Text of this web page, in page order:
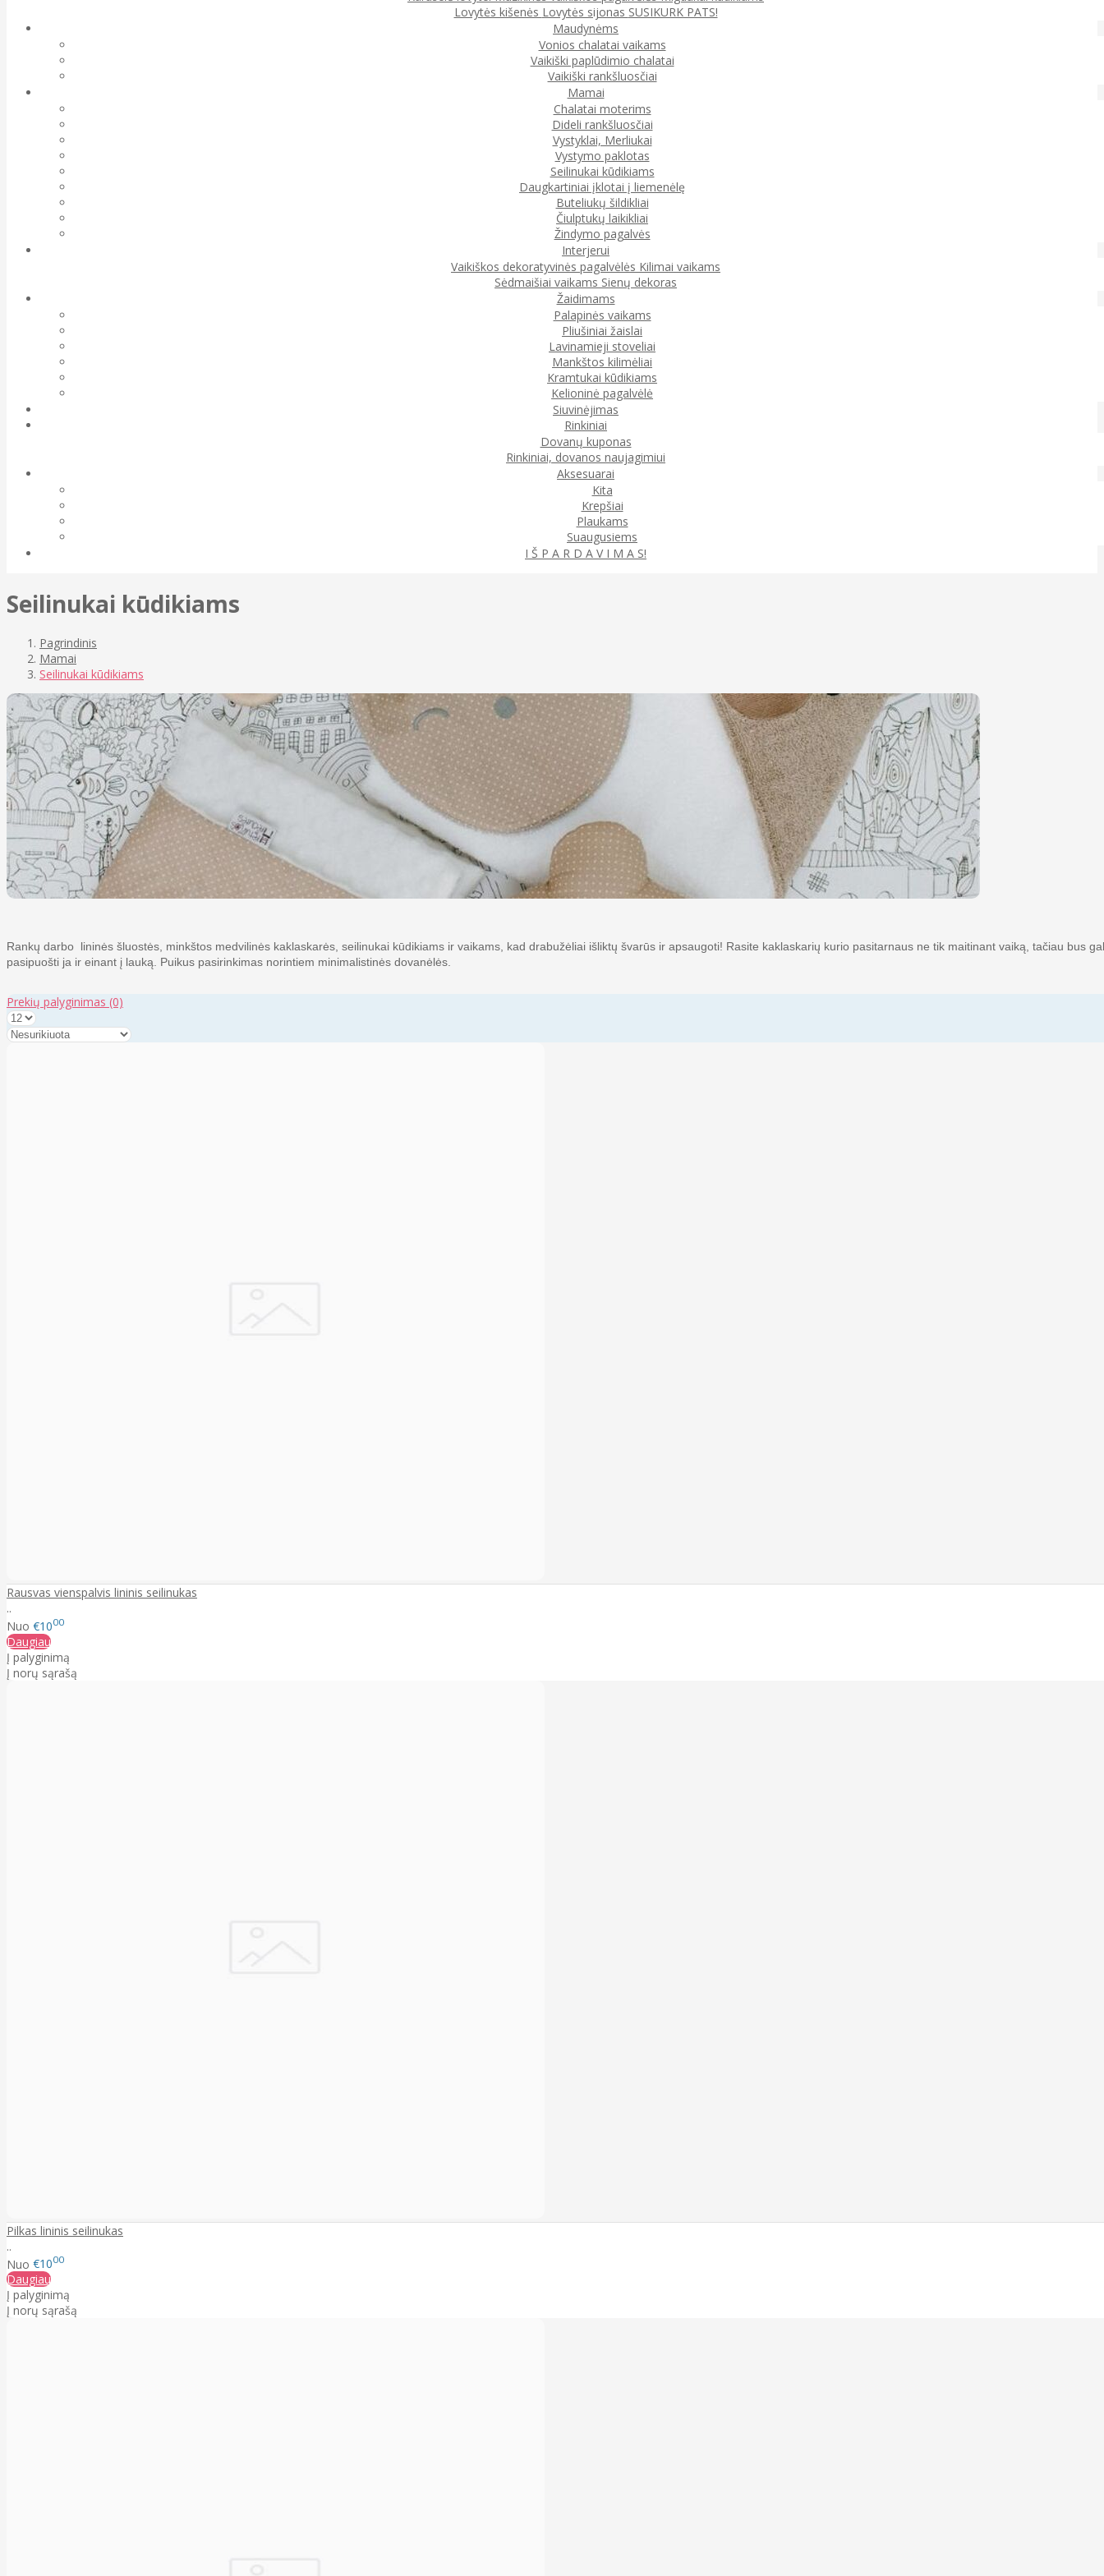
Lovytės kišenės Lovytės sijonas SUSIKURK PATS!
Maudynėms
Vonios chalatai vaikams
Vaikiški paplūdimio chalatai
Vaikiški rankšluosčiai
Mamai
Chalatai moterims
Dideli rankšluosčiai
Vystyklai, Merliukai
Vystymo paklotas
Seilinukai kūdikiams
Daugkartiniai įklotai į liemenėlę
Buteliukų šildikliai
Čiulptukų laikikliai
Žindymo pagalvės
Interjerui
Vaikiškos dekoratyvinės pagalvėlės Kilimai vaikams
Sėdmaišiai vaikams Sienų dekoras
Žaidimams
Palapinės vaikams
Pliušiniai žaislai
Lavinamieji stoveliai
Mankštos kilimėliai
Kramtukai kūdikiams
Kelioninė pagalvėlė
Siuvinėjimas
Rinkiniai
Dovanų kuponas
Rinkiniai, dovanos naujagimiui
Aksesuarai
Kita
Krepšiai
Plaukams
Suaugusiems
I Š P A R D A V I M A S!
Seilinukai kūdikiams
Pagrindinis
Mamai
Seilinukai kūdikiams
Rankų darbo lininės šluostės, minkštos medvilinės kaklaskarės, seilinukai kūdikiams ir vaikams, kad drabužėliai išliktų švarūs ir apsaugoti! Rasite kaklaskarių kurio pasitarnaus ne tik maitinant vaiką, tačiau bus
pasipuošti ja ir einant į lauką. Puikus pasirinkimas norintiem minimalistinės dovanėlės.
Prekių palyginimas (0)
Rausvas vienspalvis lininis seilinukas
..
Nuo €1000
Daugiau
Į palyginimą
Į norų sąrašą
Pilkas lininis seilinukas
..
Nuo €1000
Daugiau
Į palyginimą
Į norų sąrašą